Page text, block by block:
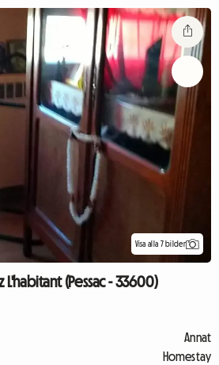
Visa alla 7 bilder
(Pessac - 33600)
Annat
Homestay